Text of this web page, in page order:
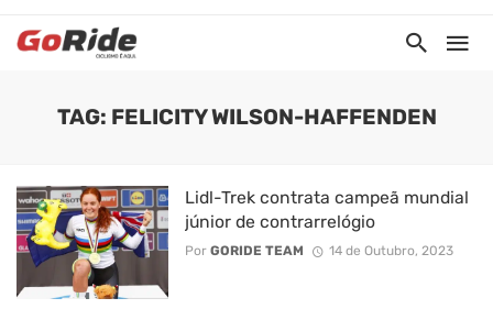
TAG: FELICITY WILSON-HAFFENDEN
Lidl-Trek contrata campeã mundial
júnior de contrarrelógio
Por GORIDE TEAM 14 de Outubro, 2023